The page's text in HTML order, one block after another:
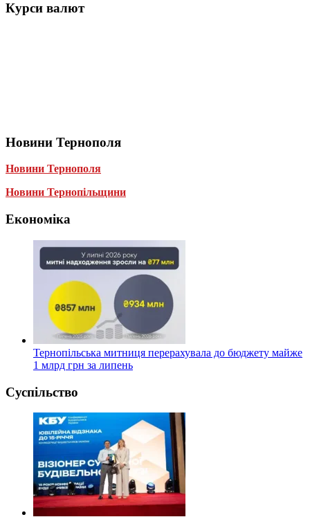
Курси валют
Новини Тернополя
Новини Тернополя
Новини Тернопільщини
Економіка
Тернопільська митниця перерахувала до бюджету майже
1 млрд грн за липень
Суспільство